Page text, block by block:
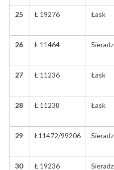
25 Ł 19276 Łask
26 Ł 11464 Sieradz
27 Ł 11236 Łask
28 Ł 11238 Łask
29 Ł11472/99206 Sieradz
30 Ł 19236 Sieradz